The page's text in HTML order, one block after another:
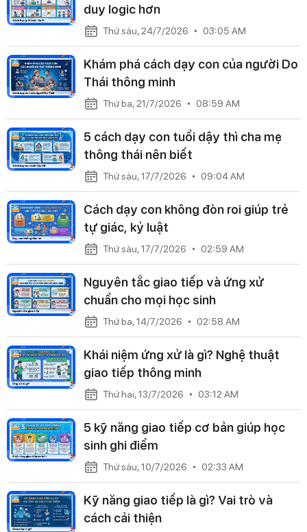
duy logic hơn
Thứ sáu, 24/7/2026 03:05 AM
Khám phá cách dạy con của người Do
Thái thông minh
Thứ ba, 21/7/2026 08:59 AM
5 cách dạy con tuổi dậy thì cha mẹ
thông thái nên biết
Thứ sáu, 17/7/2026 09:04 AM
Cách dạy con không đòn roi giúp trẻ
tự giác, kỷ luật
Thứ sáu, 17/7/2026 02:59 AM
Nguyên tắc giao tiếp và ứng xử
chuẩn cho mọi học sinh
Thứ ba, 14/7/2026 02:58 AM
Khái niệm ứng xử là gì? Nghệ thuật
giao tiếp thông minh
Thứ hai, 13/7/2026 03:12 AM
5 kỹ năng giao tiếp cơ bản giúp học
sinh ghi điểm
Thứ sáu, 10/7/2026 02:33 AM
Kỹ năng giao tiếp là gì? Vai trò và
cách cải thiện